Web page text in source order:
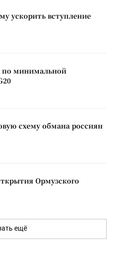
ускорить вступление
по минимальной
схему обмана россиян
Ормузского
ещё